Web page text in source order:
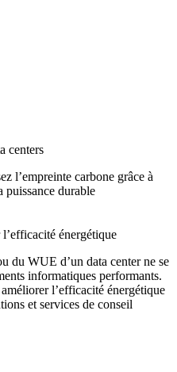
centers
l’empreinte carbone grâce à
puissance durable
énergétique
du WUE d’un data center ne se
informatiques performants.
l’efficacité énergétique
et services de conseil